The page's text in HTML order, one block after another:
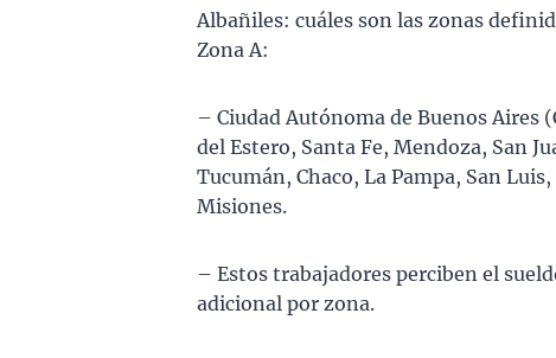
Albañiles: cuáles son las zonas
Zona A:
– Ciudad Autónoma de Buenos Aires
del Estero, Santa Fe, Mendoza, San
Tucumán, Chaco, La Pampa, San
Misiones.
– Estos trabajadores perciben el
adicional por zona.